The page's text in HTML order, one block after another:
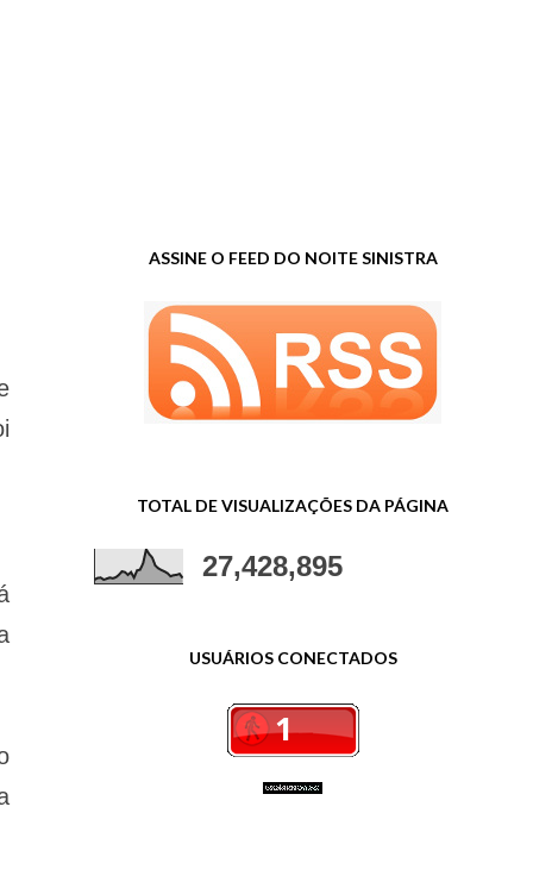
ASSINE O FEED DO NOITE SINISTRA
TOTAL DE VISUALIZAÇÕES DA PÁGINA
27,428,895
USUÁRIOS CONECTADOS